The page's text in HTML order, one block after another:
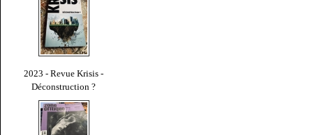
2023 - Revue Krisis -
Déconstruction ?